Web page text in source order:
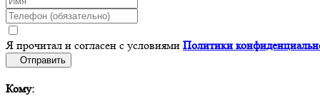
Я прочитал и согласен с условиями Политики
Отправить
Кому: